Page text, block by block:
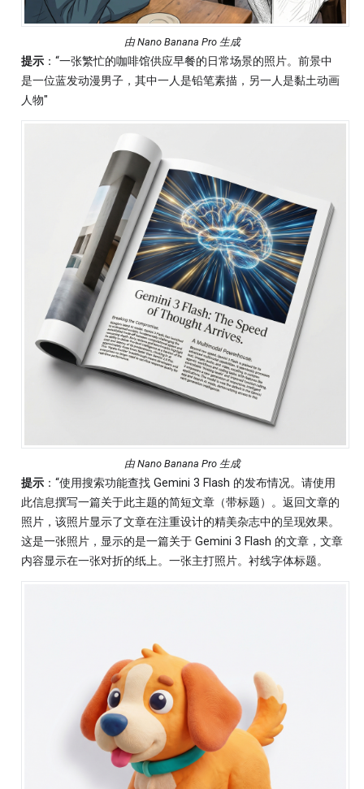
由 Nano Banana Pro 生成
提示 ：“一张繁忙的咖啡馆供应早餐的日常场景的照片。前景中
是一位蓝发动漫男子，其中一人是铅笔素描，另一人是黏土动画
人物"
由 Nano Banana Pro 生成
提示 ：“使用搜索功能查找 Gemini 3 Flash 的发布情况。请使用
此信息撰写一篇关于此主题的简短文章（带标题）。返回文章的
照片，该照片显示了文章在注重设计的精美杂志中的呈现效果。
这是一张照片，显示的是一篇关于 Gemini 3 Flash 的文章，文章
内容显示在一张对折的纸上。一张主打照片。衬线字体标题。